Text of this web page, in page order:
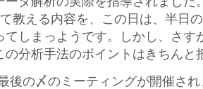
教える内容を、この日は、半日
てしまっようです。しかし、さす
の分析手法のポイントはきちんと
後の〆のミーティングが開催さ